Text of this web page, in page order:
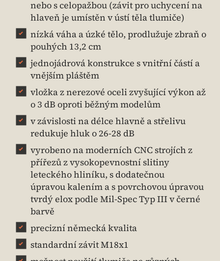
nebo s celopažbou (závit pro uchycení na
hlaveň je umístěn v ústí těla tlumiče)
nízká váha a úzké tělo, prodlužuje zbraň o
pouhých 13,2 cm
jednojádrová konstrukce s vnitřní částí a
vnějším pláštěm
vložka z nerezové oceli zvyšující výkon až
o 3 dB oproti běžným modelům
v závislosti na délce hlavně a střelivu
redukuje hluk o 26-28 dB
vyrobeno na moderních CNC strojích z
přířezů z vysokopevnostní slitiny
leteckého hliníku, s dodatečnou
úpravou kalením a s povrchovou úpravou
tvrdý elox podle Mil-Spec Typ III v černé
barvě
precizní německá kvalita
standardní závit M18x1